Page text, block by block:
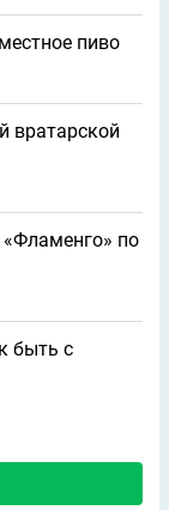
пиво
вратарской
«Фламенго» по
быть с